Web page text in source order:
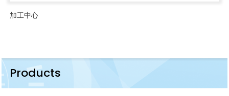
加工中心
Products